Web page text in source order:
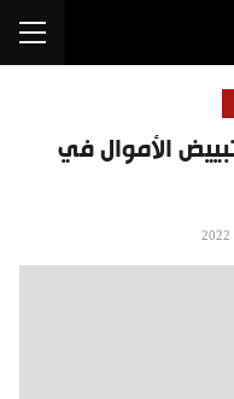
الأموال في